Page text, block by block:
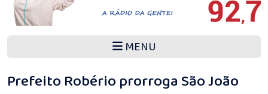
MENU
Prefeito Robério prorroga São João